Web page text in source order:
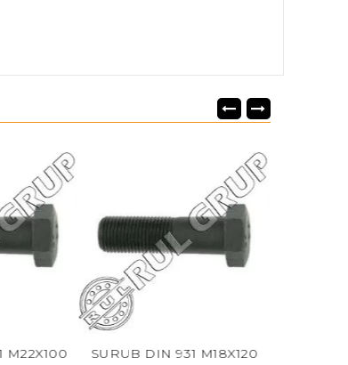
SURUB DIN 931 M18X120
SURUB DIN 931